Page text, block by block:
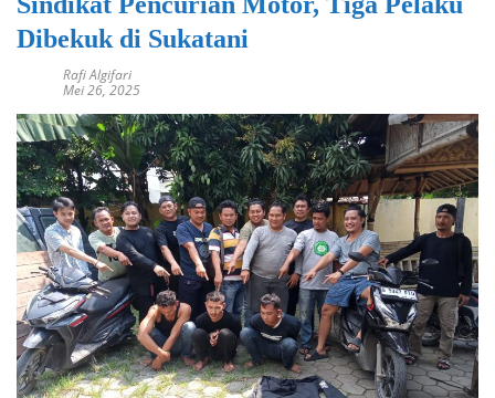
Dibekuk di Sukatani
Rafi Algifari
Mei 26, 2025